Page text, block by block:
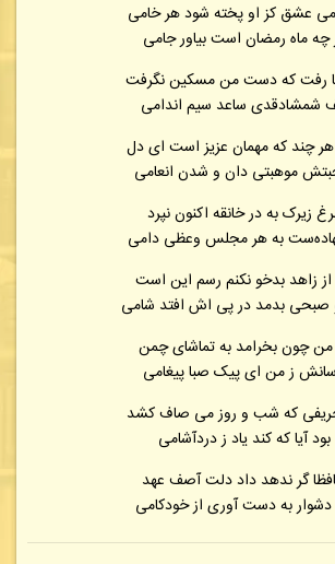
عشق کز او پخته شود هر خامی
چه ماه رمضان است بیاور جامی
رفت که دست من مسکین نگرفت
شمشادقدی ساعد سیم اندامی
هر چند که مهمان عزیز است ای دل
موهبتی دان و شدن انعامی
زیرک به در خانقه اکنون نپرد
به هر مجلس وعظی دامی
از زاهد بدخو نکنم رسم این است
صبحی بدمد در پی اش افتد شامی
من چون بخرامد به تماشای چمن
ز من ای پیک صبا پیغامی
که شب و روز می صاف کشد
بود آیا که کند یاد ز دردآشامی
گر ندهد داد دلت آصف عهد
دشوار به دست آوری از خودکامی